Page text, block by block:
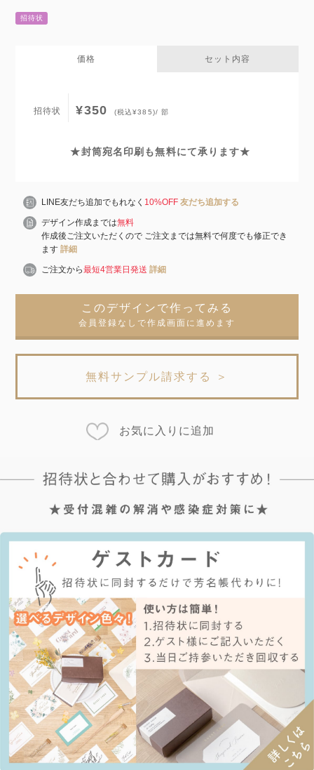
招待状
価格 セット内容
招待状 ¥350 (税込¥385)/ 部
★封筒宛名印刷も無料にて承ります★
LINE友だち追加でもれなく 10%OFF 友だち追加する
デザイン作成までは無料
作成後ご注文いただくので ご注文までは無料で何度でも修正でき
ます詳細
ご注文から最短4営業日発送 詳細
このデザインで作ってみる
会員登録なしで作成画面に進めます
無料サンプル請求する ＞
お気に入りに追加